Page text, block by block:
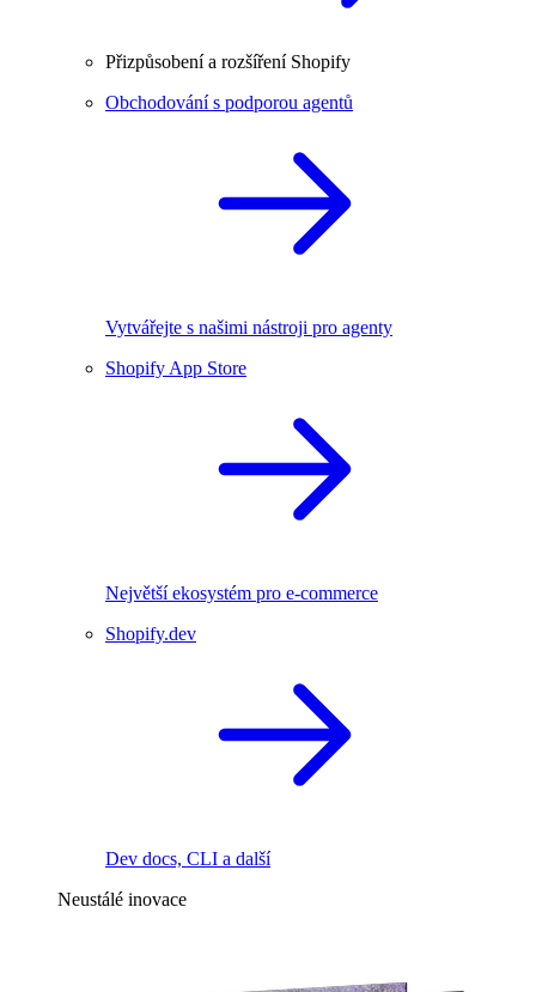
Přizpůsobení a rozšíření Shopify
Obchodování s podporou agentů
Vytvářejte s našimi nástroji pro agenty
Shopify App Store
Největší ekosystém pro e-commerce
Shopify.dev
Dev docs, CLI a další
Neustálé inovace